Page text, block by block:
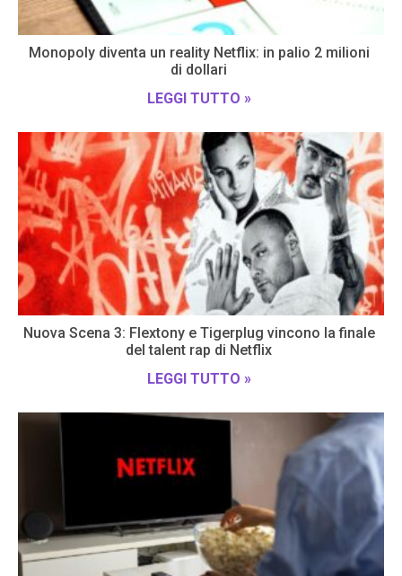
Monopoly diventa un reality Netflix: in palio 2 milioni
di dollari
LEGGI TUTTO »
Nuova Scena 3: Flextony e Tigerplug vincono la finale
del talent rap di Netflix
LEGGI TUTTO »